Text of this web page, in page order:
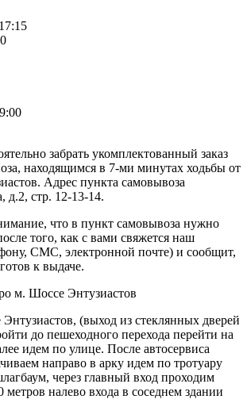
забрать укомплектованный заказ
находящимся в 7-ми минутах ходьбы от
Адрес пункта самовывоза
д.2, стр. 12-13-14.
что в пункт самовывоза нужно
того, как с вами свяжется наш
СМС, электронной почте) и сообщит,
к выдаче.
м. Шоссе Энтузиастов
(выход из стеклянных дверей
до пешеходного перехода перейти на
идем по улице. После автосервиса
направо в арку идем по тротуару
через главный вход проходим
метров налево входа в соседнем здании